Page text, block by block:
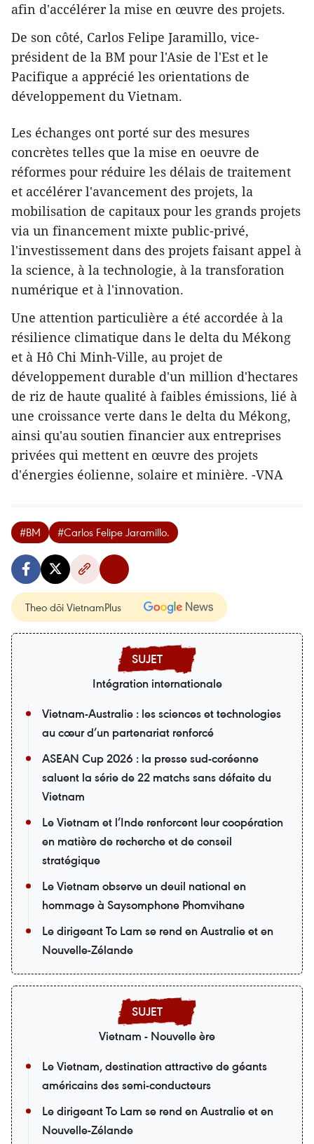
afin d'accélérer la mise en œuvre des projets.
De son côté, Carlos Felipe Jaramillo, vice-
président de la BM pour l'Asie de l'Est et le
Pacifique a apprécié les orientations de
développement du Vietnam.
Les échanges ont porté sur des mesures
concrètes telles que la mise en oeuvre de
réformes pour réduire les délais de traitement
et accélérer l'avancement des projets, la
mobilisation de capitaux pour les grands projets
via un financement mixte public-privé,
l'investissement dans des projets faisant appel à
la science, à la technologie, à la transforation
numérique et à l'innovation.
Une attention particulière a été accordée à la
résilience climatique dans le delta du Mékong
et à Hô Chi Minh-Ville, au projet de
développement durable d'un million d'hectares
de riz de haute qualité à faibles émissions, lié à
une croissance verte dans le delta du Mékong,
ainsi qu'au soutien financier aux entreprises
privées qui mettent en œuvre des projets
d'énergies éolienne, solaire et minière. -VNA
#BM #Carlos Felipe Jaramillo.
Theo dõi VietnamPlus
Intégration internationale
Vietnam-Australie : les sciences et technologies
au cœur d’un partenariat renforcé
ASEAN Cup 2026 : la presse sud-coréenne
saluent la série de 22 matchs sans défaite du
Vietnam
Le Vietnam et l’Inde renforcent leur coopération
en matière de recherche et de conseil
stratégique
Le Vietnam observe un deuil national en
hommage à Saysomphone Phomvihane
Le dirigeant To Lam se rend en Australie et en
Nouvelle-Zélande
Vietnam - Nouvelle ère
Le Vietnam, destination attractive de géants
américains des semi-conducteurs
Le dirigeant To Lam se rend en Australie et en
Nouvelle-Zélande